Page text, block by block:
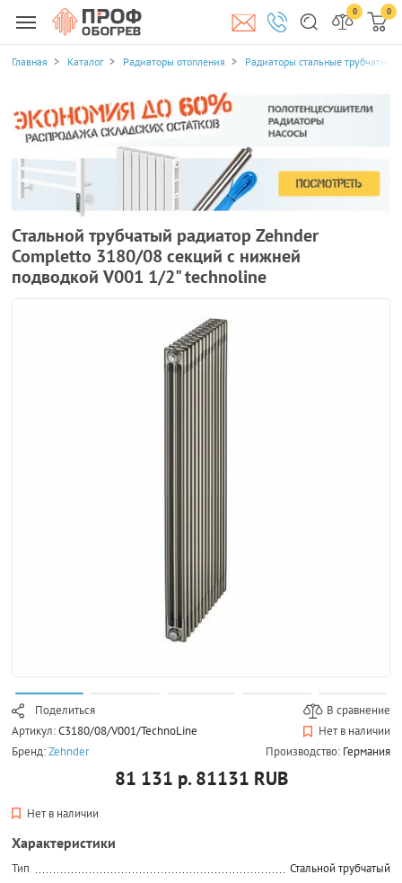
0 0
Главная Каталог Радиаторы отопления Радиаторы стальные трубчатые
Стальной трубчатый радиатор Zehnder
Completto 3180/08 секций с нижней
подводкой V001 1/2" technoline
Поделиться
В сравнение
Артикул:C3180/08/V001/TechnoLine
Нет в наличии
Бренд:Zehnder Производство: Германия
81 131 р. 81131 RUB
Нет в наличии
Характеристики
Тип
Стальной трубчатый